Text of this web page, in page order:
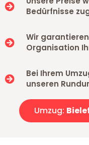
Bedürfnisse
Wir
Organisation
Bei Ihrem
unseren
Umzug: